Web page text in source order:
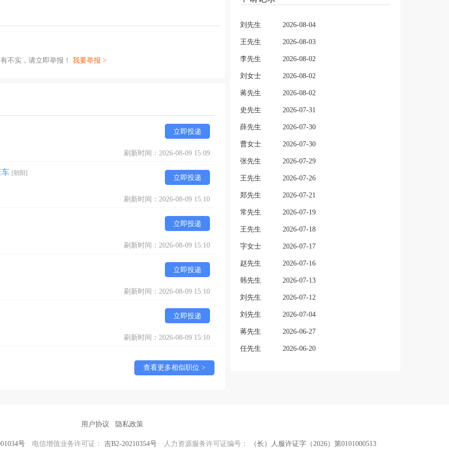
不实，请立即举报！ 我要举报 >
立即投递
刷新时间：2026-08-09 15:09
车 [朝阳]
立即投递
刷新时间：2026-08-09 15:10
立即投递
刷新时间：2026-08-09 15:10
立即投递
刷新时间：2026-08-09 15:10
立即投递
刷新时间：2026-08-09 15:10
查看更多相似职位 >
刘先生 2026-08-04
王先生 2026-08-03
李先生 2026-08-02
刘女士 2026-08-02
蒋先生 2026-08-02
史先生 2026-07-31
薛先生 2026-07-30
曹女士 2026-07-30
张先生 2026-07-29
王先生 2026-07-26
郑先生 2026-07-21
常先生 2026-07-19
王先生 2026-07-18
字女士 2026-07-17
赵先生 2026-07-16
韩先生 2026-07-13
刘先生 2026-07-12
刘先生 2026-07-04
蒋先生 2026-06-27
任先生 2026-06-20
用户协议 隐私政策
号 电信增值业务许可证： 吉B2-20210354号 人力资源服务许可证编号： （长）人服许证字（2026）第0101000513